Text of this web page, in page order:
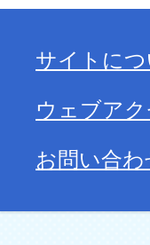
サイトにつ
ウェブア
お問い合わ